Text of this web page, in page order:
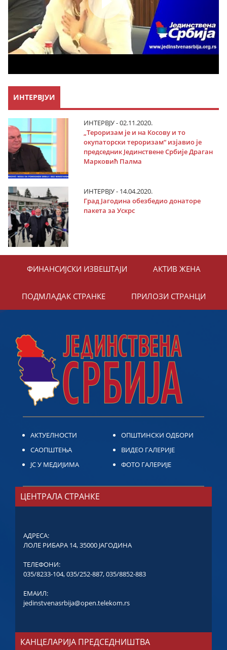
ИНТЕРВЈУИ
ИНТЕРВЈУ - 02.11.2020.
„Тероризам је и на Косову и то
окупаторски тероризам“ изјавио је
председник Јединствене Србије Драган
Марковић Палма
ИНТЕРВЈУ - 14.04.2020.
Град Јагодина обезбедио донаторе
пакета за Ускрс
ФИНАНСИЈСКИ ИЗВЕШТАЈИ АКТИВ ЖЕНА
ПОДМЛАДАК СТРАНКЕ ПРИЛОЗИ СТРАНЦИ
АКТУЕЛНОСТИ
САОПШТЕЊА
ЈС У МЕДИЈИМА
ОПШТИНСКИ ОДБОРИ
ВИДЕО ГАЛЕРИЈЕ
ФОТО ГАЛЕРИЈЕ
ЦЕНТРАЛА СТРАНКЕ
АДРЕСА:
ЛОЛЕ РИБАРА 14, 35000 ЈАГОДИНА
ТЕЛЕФОНИ:
035/8233-104,035/252-887,035/8852-883
ЕМАИЛ:
jedinstvenasrbija@open.telekom.rs
КАНЦЕЛАРИЈА ПРЕДСЕДНИШТВА